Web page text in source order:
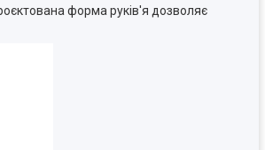
форма руків'я дозволяє